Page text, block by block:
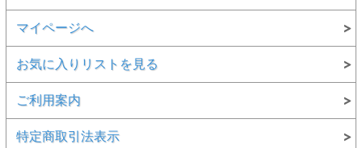
マイページへ
お気に入りリストを見る
ご利用案内
特定商取引法表示